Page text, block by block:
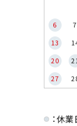
6
7
13
20
27
：休業